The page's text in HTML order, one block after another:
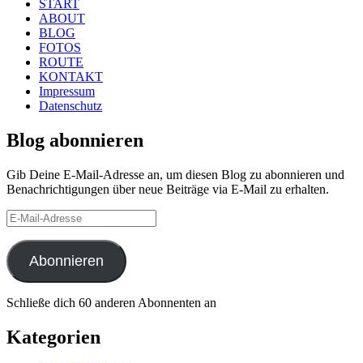
START
ABOUT
BLOG
FOTOS
ROUTE
KONTAKT
Impressum
Datenschutz
Blog abonnieren
Gib Deine E-Mail-Adresse an, um diesen Blog zu abonnieren und
Benachrichtigungen über neue Beiträge via E-Mail zu erhalten.
E-
Mail-
Adresse
Abonnieren
Schließe dich 60 anderen Abonnenten an
Kategorien